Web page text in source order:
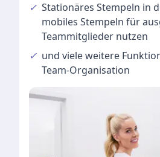
✓ Stationäres Stempeln in
mobiles Stempeln für
Teammitglieder nutzen
✓ und vieleweitere
Team-Organisation